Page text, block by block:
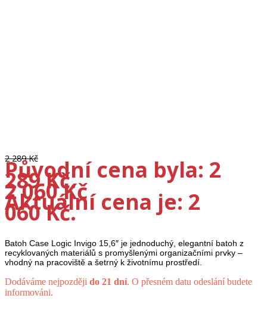
2 289Kč
Původní cena byla: 2
289 Kč.
2 060Kč
Aktuální cena je: 2
060 Kč.
Batoh Case Logic Invigo 15,6″ je jednoduchý, elegantní batoh z
recyklovaných materiálů s promyšlenými organizačními prvky –
vhodný na pracoviště a šetrný k životnímu prostředí.
Dodáváme nejpozději do 21 dní. O přesném datu odeslání budete
informováni.